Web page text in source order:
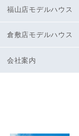
福山店モデルハウス
倉敷店モデルハウス
会社案内